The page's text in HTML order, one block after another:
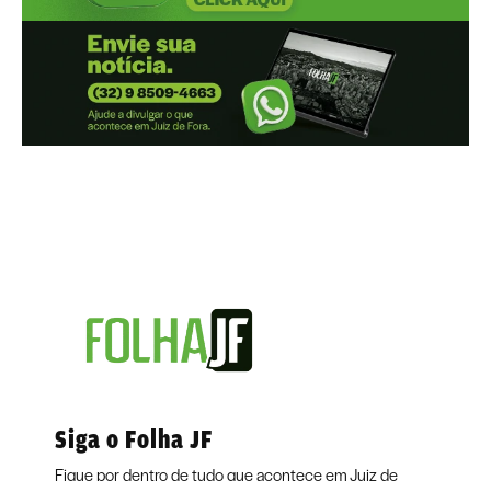
Siga o Folha JF
Fique por dentro de tudo que acontece em Juiz de